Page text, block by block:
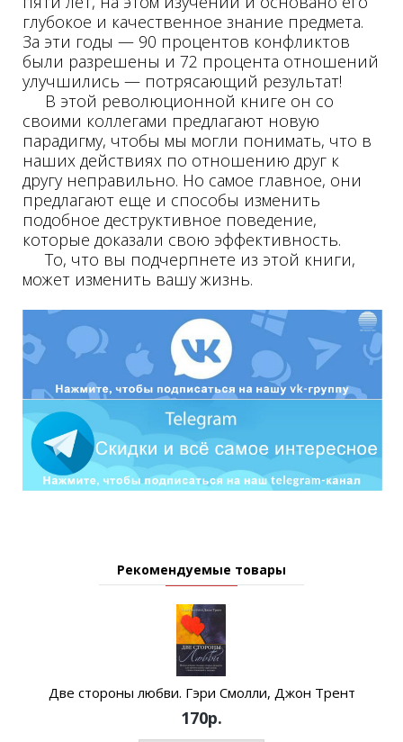
глубокое и качественное знание предмета.
За эти годы — 90 процентов конфликтов
были разрешены и 72 процента отношений
улучшились — потрясающий результат!
В этой революционной книге он со
своими коллегами предлагают новую
парадигму, чтобы мы могли понимать, что в
наших действиях по отношению друг к
другу неправильно. Но самое главное, они
предлагают еще и способы изменить
подобное деструктивное поведение,
которые доказали свою эффективность.
То, что вы подчерпнете из этой книги,
может изменить вашу жизнь.
Рекомендуемые товары
Две стороны любви. Гэри Смолли, Джон Трент
170р.